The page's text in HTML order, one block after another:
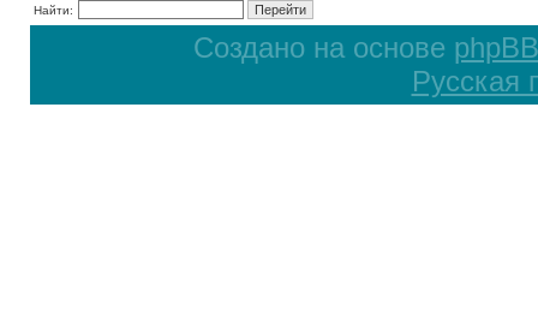
Найти:
Создано на основе phpBB
Русская